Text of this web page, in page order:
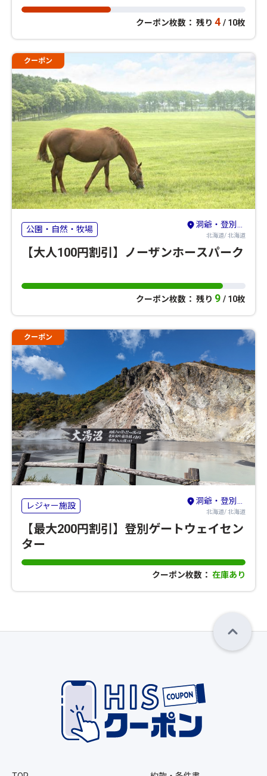
クーポン枚数： 残り 4 / 10枚
クーポン
公園・自然・牧場 洞爺・登別・苫小牧・室蘭
北海道/ 北海道
【大人100円割引】ノーザンホースパーク
クーポン枚数： 残り 9 / 10枚
クーポン
レジャー施設 洞爺・登別・苫小牧・室蘭
北海道/ 北海道
【最大200円割引】登別ゲートウェイセン
ター
クーポン枚数： 在庫あり